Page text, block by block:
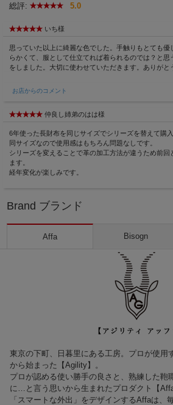
総評: 5.0
いち様
思っていた以上に綺麗な色でした。手触りもとても優
らかくて、服として仕立てれば着られるのでは？と
をしました。大切に使わせていただきます。ありがと
お店からのコメント
仲良し姉弟のはは様
6年使った長財布を同じサイズでシリーズを替えて購入
同サイズなので使用感はもちろん問題なしです。
シリーズを変えることで革の加工方法が違うため前回
ます。
経年変化が楽しみです。
Brand ブランド
Affa Bisogn
東京の下町、日暮里にある工房。プロが使用
から始まった【Agility】。
プロが認める使い勝手の良さと、熟練した鞄
に…と言う思いから生まれたプロダクト【Affa
「スマートな外出」をデザインするAffaは、